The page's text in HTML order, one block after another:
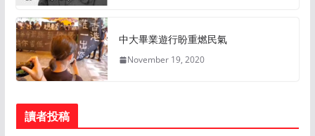
中大畢業遊行盼重燃民氣
November 19, 2020
讀者投稿